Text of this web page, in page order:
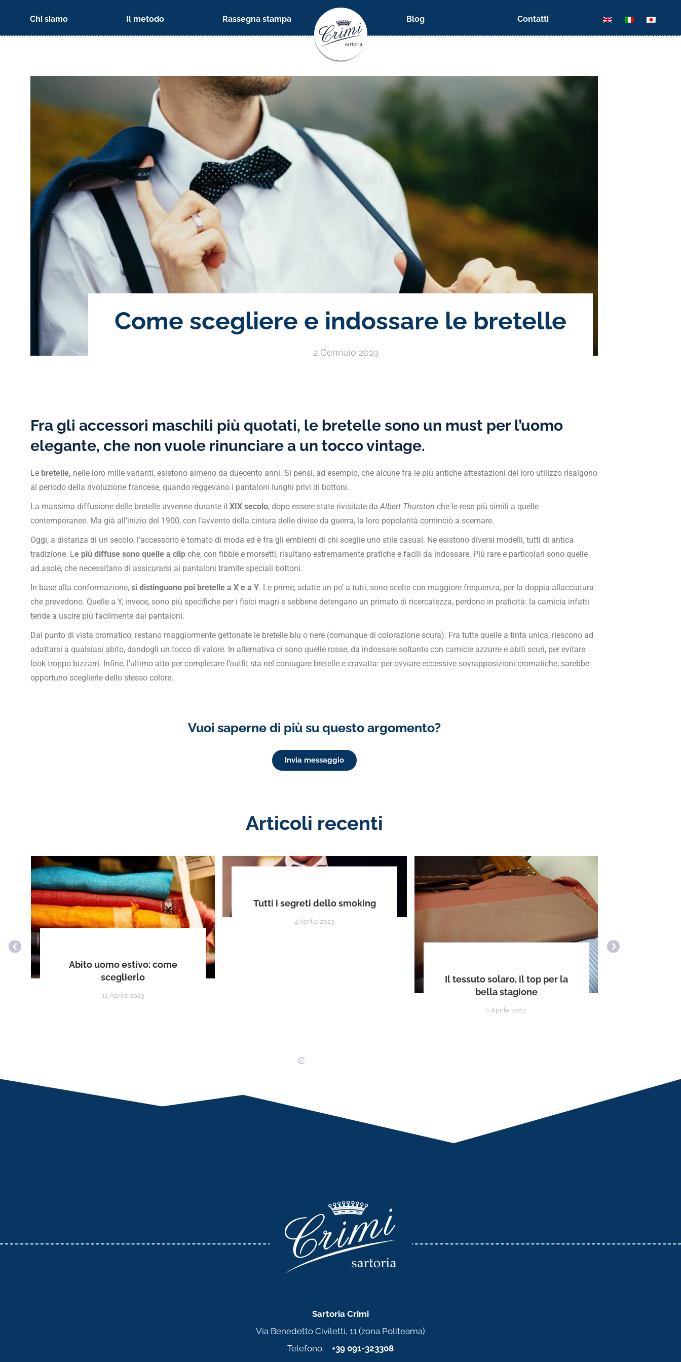
Chi siamo Il metodo Rassegna stampa Blog Contatti
Come scegliere e indossare le bretelle
2 Gennaio 2019
Fra gli accessori maschili più quotati, le bretelle sono un must per l’uomo
elegante, che non vuole rinunciare a un tocco vintage.
Le bretelle, nelle loro mille varianti, esistono almeno da duecento anni. Si pensi, ad esempio, che alcune fra le più antiche attestazioni del loro utilizzo risalgono
al periodo della rivoluzione francese, quando reggevano i pantaloni lunghi privi di bottoni.
La massima diffusione delle bretelle avvenne durante il XIX secolo, dopo essere state rivisitate daAlbert Thurston che le rese più simili a quelle
contemporanee. Ma già all’inizio del 1900, con l’avvento della cintura delle divise da guerra, la loro popolarità cominciò a scemare.
Oggi, a distanza di un secolo, l’accessorio è tornato di moda ed è fra gli emblemi di chi sceglie uno stile casual. Ne esistono diversi modelli, tutti di antica
tradizione. Le più diffuse sono quelle a clip che, con fibbie e morsetti, risultano estremamente pratiche e facili da indossare. Più rare e particolari sono quelle
ad asole, che necessitano di assicurarsi ai pantaloni tramite speciali bottoni.
In base alla conformazione, si distinguono poi bretelle a X e a Y. Le prime, adatte un po’ a tutti, sono scelte con maggiore frequenza, per la doppia allacciatura
che prevedono. Quelle a Y, invece, sono più specifiche per i fisici magri e sebbene detengano un primato di ricercatezza, perdono in praticità: la camicia infatti
tende a uscire più facilmente dai pantaloni.
Dal punto di vista cromatico, restano maggiormente gettonate le bretelle blu o nere (comunque di colorazione scura). Fra tutte quelle a tinta unica, riescono ad
adattarsi a qualsiasi abito, dandogli un tocco di valore. In alternativa ci sono quelle rosse, da indossare soltanto con camicie azzurre e abiti scuri, per evitare
look troppo bizzarri. Infine, l’ultimo atto per completare l’outfit sta nel coniugare bretelle e cravatta: per ovviare eccessive sovrapposizioni cromatiche, sarebbe
opportuno sceglierle dello stesso colore.
Vuoi saperne di più su questo argomento?
Invia messaggio
Articoli recenti
Abito uomo estivo: come
sceglierlo
11 Aprile 2023
Tutti i segreti dello smoking
4 Aprile 2023
Il tessuto solaro, il top per la
bella stagione
1 Aprile 2023
Sartoria Crimi
Via Benedetto Civiletti, 11 (zona Politeama)
Telefono: +39 091-323308